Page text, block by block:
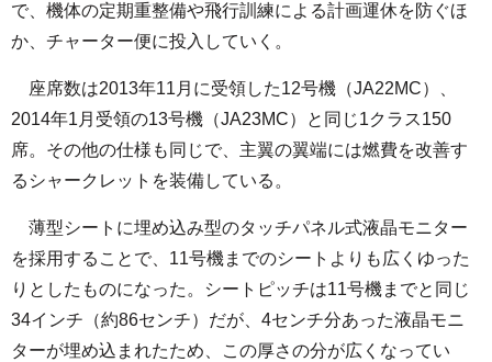
で、機体の定期重整備や飛行訓練による計画運休を防ぐほ
か、チャーター便に投入していく。
座席数は2013年11月に受領した12号機（JA22MC）、
2014年1月受領の13号機（JA23MC）と同じ1クラス150
席。その他の仕様も同じで、主翼の翼端には燃費を改善す
るシャークレットを装備している。
薄型シートに埋め込み型のタッチパネル式液晶モニター
を採用することで、11号機までのシートよりも広くゆった
りとしたものになった。シートピッチは11号機までと同じ
34インチ（約86センチ）だが、4センチ分あった液晶モニ
ターが埋め込まれたため、この厚さの分が広くなってい